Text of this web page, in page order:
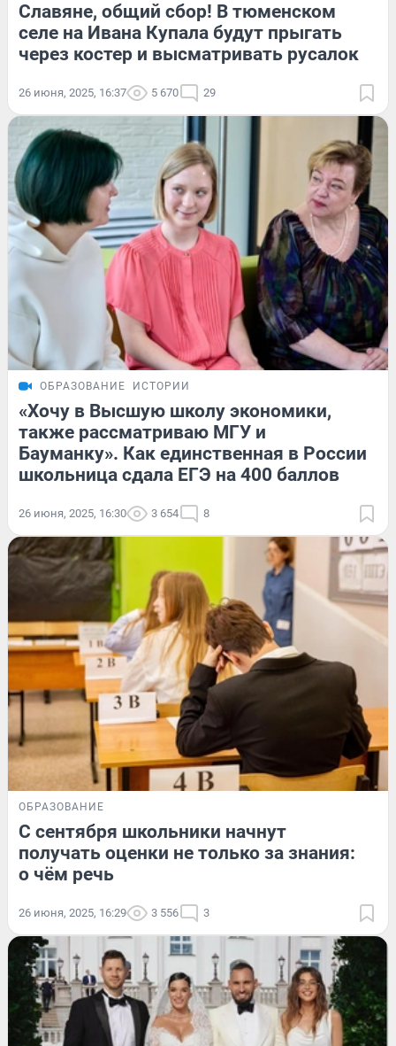
Славяне, общий сбор! В тюменском
селе на Ивана Купала будут прыгать
через костер и высматривать русалок
26 июня, 2025, 16:37 5 670 29
ОБРАЗОВАНИЕ ИСТОРИИ
«Хочу в Высшую школу экономики,
также рассматриваю МГУ и
Бауманку». Как единственная в России
школьница сдала ЕГЭ на 400 баллов
26 июня, 2025, 16:30 3 654 8
ОБРАЗОВАНИЕ
С сентября школьники начнут
получать оценки не только за знания:
о чём речь
26 июня, 2025, 16:29 3 556 3